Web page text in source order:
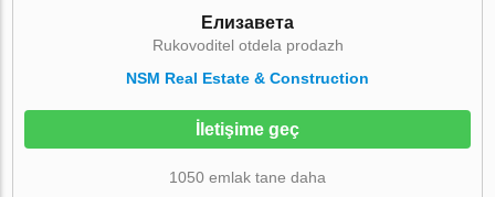
Елизавета
Rukovoditel otdela prodazh
NSM Real Estate & Construction
İletişime geç
1050 emlak tane daha